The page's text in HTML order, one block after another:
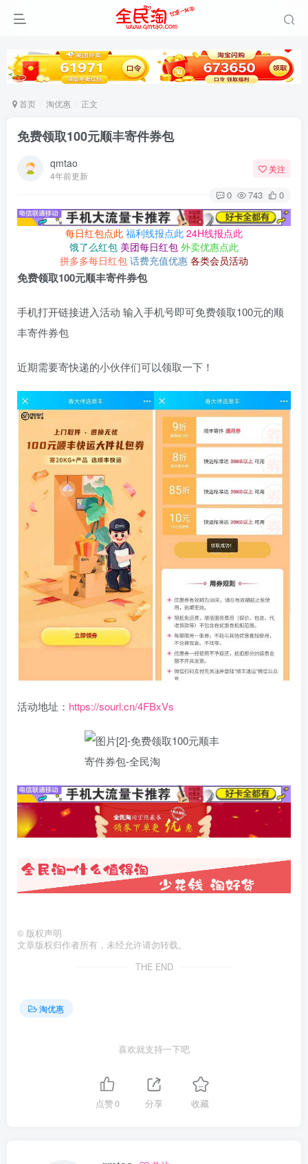
首页 淘优惠 正文
免费领取100元顺丰寄件券包
qmtao
4年前更新
关注
0 743 0
每日红包点此 福利线报点此 24H线报点此
饿了么红包 美团每日红包 外卖优惠点此
拼多多每日红包 话费充值优惠 各类会员活动
免费领取100元顺丰寄件券包
手机打开链接进入活动 输入手机号即可免费领取100元的顺
丰寄件券包
近期需要寄快递的小伙伴们可以领取一下！
活动地址： https://sourl.cn/4FBxVs
© 版权声明
文章版权归作者所有，未经允许请勿转载。
THE END
淘优惠
喜欢就支持一下吧
点赞0 分享 收藏